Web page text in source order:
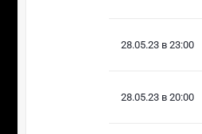
28.05.23 в 23:00
28.05.23 в 20:00